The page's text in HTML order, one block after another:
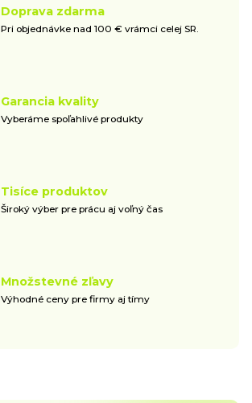
Doprava zdarma
Pri objednávke nad 100 € vrámci celej SR.
Garancia kvality
Vyberáme spoľahlivé produkty
Tisíce produktov
Široký výber pre prácu aj voľný čas
Množstevné zľavy
Výhodné ceny pre firmy aj tímy